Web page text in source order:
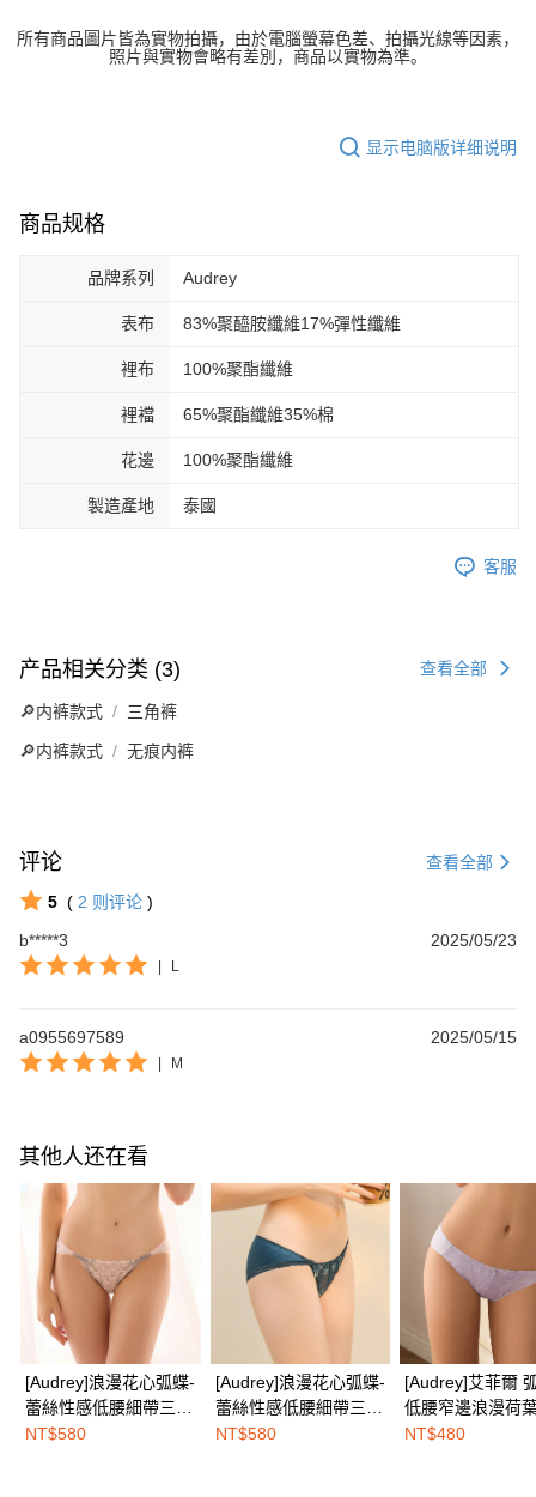
所有商品圖片皆為實物拍攝，由於電腦螢幕色差、拍攝光線等因素，
照片與實物會略有差別，商品以實物為準。
显示电脑版详细说明
商品规格
品牌系列 Audrey
表布 83%聚醯胺纖維17%彈性纖維
裡布 100%聚酯纖維
裡襠 65%聚酯纖維35%棉
花邊 100%聚酯纖維
製造產地 泰國
客服
产品相关分类 (3) 查看全部
🔎内裤款式 三角裤
🔎内裤款式 无痕内裤
评论 查看全部
5 ( 2 则评论 )
b*****3
2025/05/23
L
a0955697589 2025/05/15
M
其他人还在看
[Audrey]浪漫花心弧蝶-
蕾絲性感低腰細帶三角
內褲-甜心粉
NT$580
[Audrey]浪漫花心弧蝶-
蕾絲性感低腰細帶三角
內褲-古典藍
NT$580
[Audrey]艾菲爾
低腰窄邊浪漫荷
三角內褲-羅藍紫
NT$480